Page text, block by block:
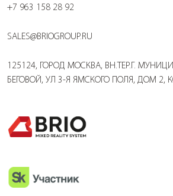
+7 963 158 28 92
SALES@BRIOGROUP.RU
125124, ГОРОД МОСКВА, ВН.ТЕР.Г.
БЕГОВОЙ, УЛ 3-Я ЯМСКОГО ПОЛЯ, ДОМ 2,